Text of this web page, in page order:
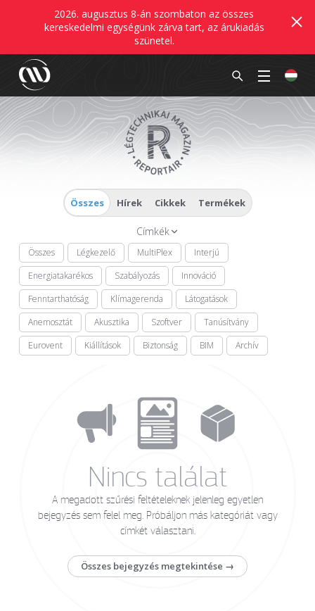
2026. augusztus 8-án szombaton az összes
kereskedelmi egységünk zárva tart, az árukiadás
szünetel.
Összes Hírek Cikkek Termékek
Címkék
Összes Légkezelő MultiPlex
Interjú
Energiatakarékos
Szabályozás
Innováció
Fenntarthatóság
Klímagerenda
Látogatások
Anemosztát
Akusztika Szoftver
Tanúsítvány
Eurovent
Kiállítások Biztonság BIM Archív
Nincs találat
A megadott szűrési feltételeknek jelenleg egyetlen
bejegyzés sem felel meg. Próbáljon más kategóriát vagy
címkét választani.
Összes bejegyzés megtekintése →